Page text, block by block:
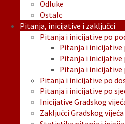
Odluke
Ostalo
Pitanja, inicijative i zaključci
Pitanja i inicijative po
Pitanja i inicijative
Pitanja i inicijative
Pitanja i inicijative
Pitanja i inicijative po
Pitanja i inicijative po
Inicijative Gradskog
Zaključci Gradskog vijeća